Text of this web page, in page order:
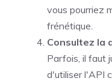
vous pourriez
frénétique.
Consultez la
Parfois, il faut
d'utiliser l'API